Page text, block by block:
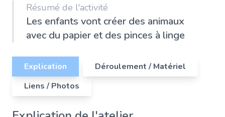
Résumé de l'activité
Les enfants vont créer des animaux
avec du papier et des pinces à linge
Explication
Déroulement / Matériel
Liens / Photos